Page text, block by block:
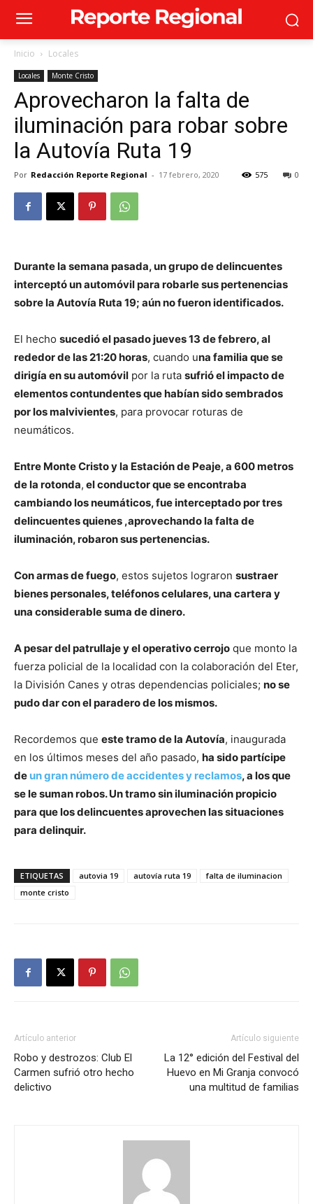
Inicio Locales
Locales Monte Cristo
Aprovecharon la falta de
iluminación para robar sobre
la Autovía Ruta 19
Por Redacción Reporte Regional - 17 febrero, 2020 0
575
Durante la semana pasada, un grupo de delincuentes
interceptó un automóvil para robarle sus pertenencias
sobre la Autovía Ruta 19; aún no fueron identificados.
El hecho sucedió el pasado jueves 13 de febrero, al
rededor de las 21:20 horas, cuando una familia que se
dirigía en su automóvil por la ruta sufrió el impacto de
elementos contundentes que habían sido sembrados
por los malvivientes, para provocar roturas de
neumáticos.
Entre Monte Cristo y la Estación de Peaje, a 600 metros
de la rotonda, el conductor que se encontraba
cambiando los neumáticos, fue interceptado por tres
delincuentes quienes ,aprovechando la falta de
iluminación, robaron sus pertenencias.
Con armas de fuego, estos sujetos lograron sustraer
bienes personales, teléfonos celulares, una cartera y
una considerable suma de dinero.
A pesar del patrullaje y el operativo cerrojo que monto la
fuerza policial de la localidad con la colaboración del Eter,
la División Canes y otras dependencias policiales; no se
pudo dar con el paradero de los mismos.
Recordemos que este tramo de la Autovía, inaugurada
en los últimos meses del año pasado, ha sido partícipe
de un gran número de accidentes y reclamos, a los que
se le suman robos. Un tramo sin iluminación propicio
para que los delincuentes aprovechen las situaciones
para delinquir.
ETIQUETAS autovia 19 autovía ruta 19
falta de iluminacion
monte cristo
Artículo anterior
Robo y destrozos: Club El
Carmen sufrió otro hecho
delictivo
Artículo siguiente
La 12° edición del Festival del
Huevo en Mi Granja convocó
una multitud de familias